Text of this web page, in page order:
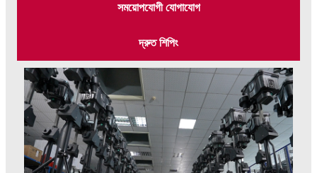
সময়োপযোগী যোগাযোগ
দ্রুত শিপিং